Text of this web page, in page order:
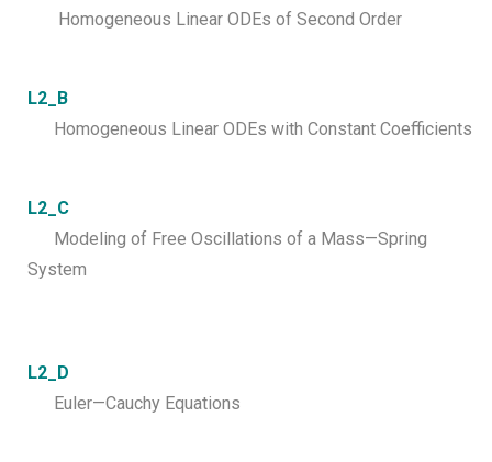
Homogeneous Linear ODEs of Second Order
L2_B
Homogeneous Linear ODEs with Constant Coefficients
L2_C
Modeling of Free Oscillations of a Mass—Spring
System
L2_D
Euler—Cauchy Equations